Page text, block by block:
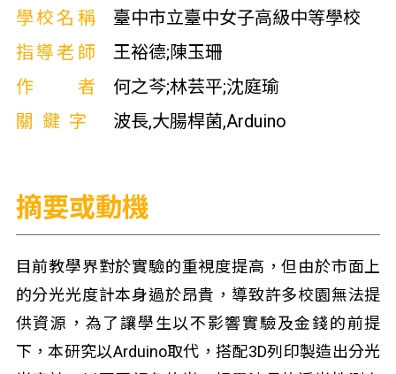
學校名稱
臺中市立臺中女子高級中等學校
指導老師
王裕德;陳玉珊
作者
何之芩;林芸平;沈庭瑜
關鍵字
波長,大腸桿菌,Arduino
摘要或動機
目前教學界對於實驗的重視度提高，但由於市面上
的分光光度計本身過於昂貴，導致許多校園無法提
供資源，為了讓學生以不影響實驗及金錢的前提
下，本研究以Arduino取代，搭配3D列印製造出分光